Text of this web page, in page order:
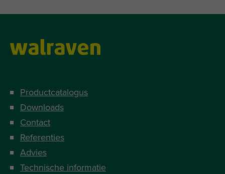
Productcatalogus
Downloads
Contact
Referenties
Advies
Technische informatie